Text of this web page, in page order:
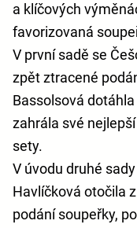
a klíčových
favorizovaná
V první sadě se
zpět ztracené
Bassolsová
zahrála své
sety.
V úvodu druhé
Havlíčková otočila
podání soupeřky,